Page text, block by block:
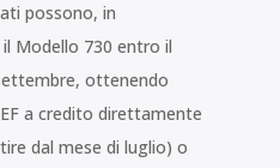
possono, in
Modello 730 entro il
ottenendo
a credito direttamente
dal mese di luglio) o